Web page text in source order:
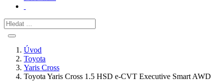
Úvod
Toyota
Yaris Cross
Toyota Yaris Cross 1.5 HSD e-CVT Executive Smart AWD